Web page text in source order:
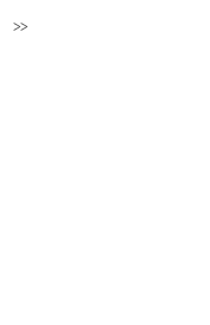
이지
>>마지막페이지